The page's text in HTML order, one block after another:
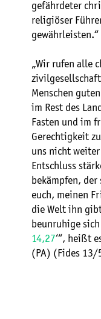
gefährdeter
religiöser
gewährleisten.“
„Wir rufen alle
Menschen
im Rest des
Fasten und im
Gerechtigkeit
uns nicht
Entschluss
bekämpfen, der
euch, meinen
die Welt ihn
beunruhige
14,27‘“, heißt
(PA) (Fides